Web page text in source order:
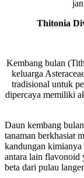
Thitonia
Kembang bulan
keluarga
tradisional untuk
dipercaya memiliki
Daun kembang
tanaman berkhasiat
kandungan kimianya
antara lain flavonoid
beta dari pulau